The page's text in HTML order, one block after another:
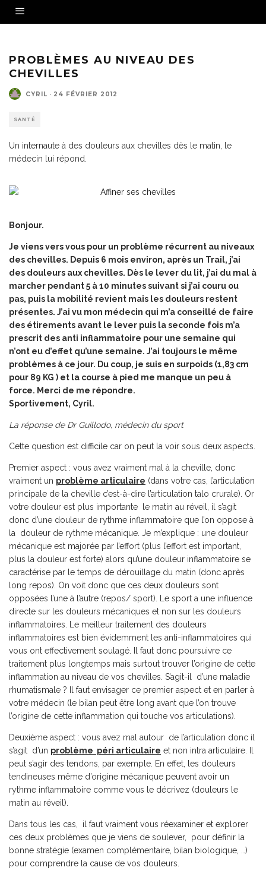
PROBLÈMES AU NIVEAU DES
CHEVILLES
CYRIL · 24 FÉVRIER 2012
SANTÉ
Un internaute à des douleurs aux chevilles dès le matin, le
médecin lui répond.
Bonjour.
Je viens vers vous pour un problème récurrent au niveaux
des chevilles. Depuis 6 mois environ, après un Trail, j’ai
des douleurs aux chevilles. Dès le lever du lit, j’ai du mal à
marcher pendant 5 à 10 minutes suivant si j’ai couru ou
pas, puis la mobilité revient mais les douleurs restent
présentes. J’ai vu mon médecin qui m’a conseillé de faire
des étirements avant le lever puis la seconde fois m’a
prescrit des anti inflammatoire pour une semaine qui
n’ont eu d’effet qu’une semaine. J’ai toujours le même
problèmes à ce jour. Du coup, je suis en surpoids (1,83 cm
pour 89 KG ) et la course à pied me manque un peu à
force. Merci de me répondre.
Sportivement, Cyril.
La réponse de Dr Guillodo, médecin du sport
Cette question est difficile car on peut la voir sous deux aspects.
Premier aspect : vous avez vraiment mal à la cheville, donc
vraiment un problème articulaire (dans votre cas, l’articulation
principale de la cheville c’est-à-dire l’articulation talo crurale). Or
votre douleur est plus importante le matin au réveil, il s’agit
donc d’une douleur de rythme inflammatoire que l’on oppose à
la douleur de rythme mécanique. Je m’explique : une douleur
mécanique est majorée par l’effort (plus l’effort est important,
plus la douleur est forte) alors qu’une douleur inflammatoire se
caractérise par le temps de dérouillage du matin (donc après
long repos). On voit donc que ces deux douleurs sont
opposées l’une à l’autre (repos/ sport). Le sport a une influence
directe sur les douleurs mécaniques et non sur les douleurs
inflammatoires. Le meilleur traitement des douleurs
inflammatoires est bien évidemment les anti-inflammatoires qui
vous ont effectivement soulagé. Il faut donc poursuivre ce
traitement plus longtemps mais surtout trouver l’origine de cette
inflammation au niveau de vos chevilles. S’agit-il d’une maladie
rhumatismale ? Il faut envisager ce premier aspect et en parler à
votre médecin (le bilan peut être long avant que l’on trouve
l’origine de cette inflammation qui touche vos articulations).
Deuxième aspect : vous avez mal autour de l’articulation donc il
s’agit d’un problème péri articulaire et non intra articulaire. Il
peut s’agir des tendons, par exemple. En effet, les douleurs
tendineuses même d’origine mécanique peuvent avoir un
rythme inflammatoire comme vous le décrivez (douleurs le
matin au réveil).
Dans tous les cas, il faut vraiment vous réexaminer et explorer
ces deux problèmes que je viens de soulever, pour définir la
bonne stratégie (examen complémentaire, bilan biologique, …)
pour comprendre la cause de vos douleurs.